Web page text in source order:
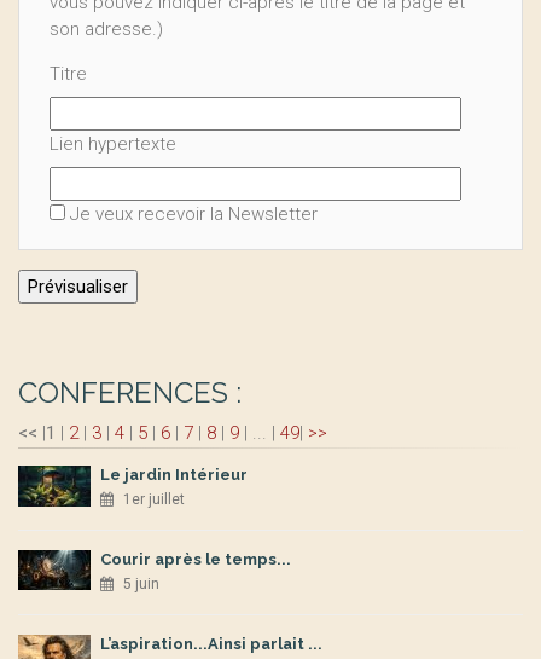
son adresse.)
Titre
Lien hypertexte
Je veux recevoir la Newsletter
CONFERENCES :
<< |1 | 2| 3 | 4 | 5 | 6 | 7 | 8 | 9 | ... | 49| >>
Le jardin Intérieur
1er juillet
Courir après le temps...
5 juin
L’aspiration...Ainsi parlait ...